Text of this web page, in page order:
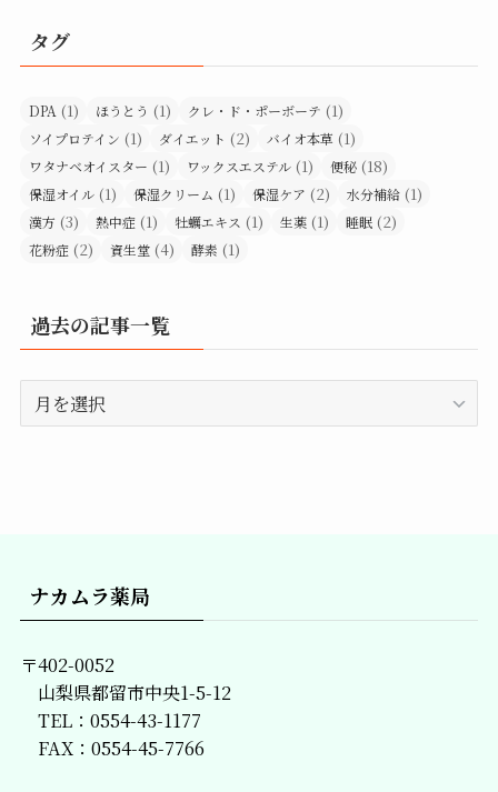
タグ
DPA (1) ほうとう (1) クレ・ド・ポーボーテ (1)
ソイプロテイン (1) ダイエット (2) バイオ本草 (1)
ワタナベオイスター (1) ワックスエステル (1) 便秘 (18)
保湿オイル (1) 保湿クリーム (1) 保湿ケア (2) 水分補給 (1)
漢方 (3) 熱中症 (1) 牡蠣エキス (1) 生薬 (1) 睡眠 (2)
花粉症 (2) 資生堂 (4) 酵素 (1)
過去の記事一覧
去
ナカムラ薬局
〒402-0052
山梨県都留市中央1-5-12
TEL：0554-43-1177
FAX：0554-45-7766